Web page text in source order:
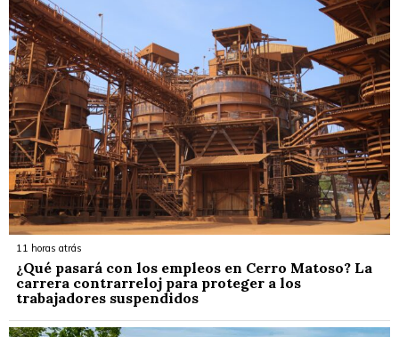
11 horas atrás
¿Qué pasará con los empleos en Cerro Matoso? La
carrera contrarreloj para proteger a los
trabajadores suspendidos